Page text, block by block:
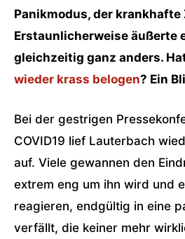
Panikmodus, der krankhafte
Erstaunlicherweise äußerte
gleichzeitig ganz anders.
wieder krass belogen? Ein
Bei der gestrigen
COVID19 lief Lauterbach
auf. Viele gewannen den
extrem eng um ihn wird und
reagieren, endgültig in eine
verfällt, die keiner mehr